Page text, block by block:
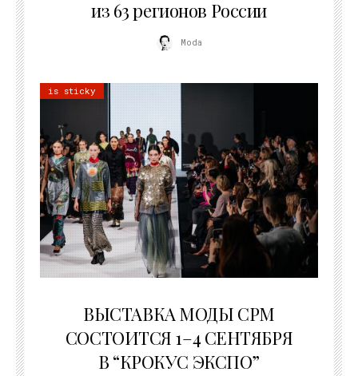
из 63 регионов России
Moda
is sticky
ВЫСТАВКА МОДЫ CPM
СОСТОИТСЯ 1–4 СЕНТЯБРЯ
В “КРОКУС ЭКСПО”